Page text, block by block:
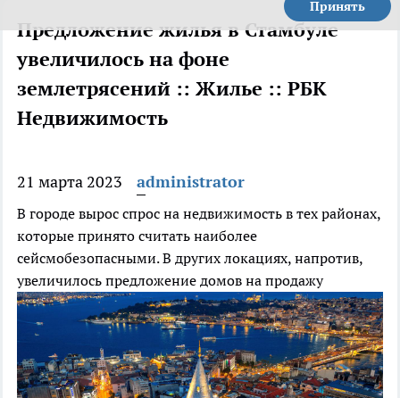
Принять
Предложение жилья в Стамбуле
увеличилось на фоне
землетрясений :: Жилье :: РБК
Недвижимость
21 марта 2023 administrator
В городе вырос спрос на недвижимость в тех районах,
которые принято считать наиболее
сейсмобезопасными. В других локациях, напротив,
увеличилось предложение домов на продажу